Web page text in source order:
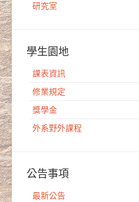
研究室
學生園地
課表資訊
修業規定
獎學金
外系野外課程
公告事項
最新公告